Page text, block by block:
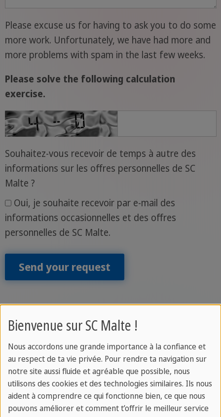
Please excuse us for having to ask you to do some
more work. Unfortunately, we have had more and
more problems with spam in the last few weeks.
Please solve the following calculation
exercise.
Souhaitez-vous recevoir de temps à autre des
informations sur les offres personnelles de SC
Malte ?
Oui, je souhaite recevoir par e-mail des
informations occasionnelles et des offres
personnelles de SC Malte.
Send your request
Questions fréquemment posées :
Tu veux connaître lesprix descours, les
disponibilités et les dates?En savoir plus
Découvre noscours passionnantsà Sprachcaffe
Bienvenue sur SC Malte !
Nous accordons une grande importance à la confiance et
au respect de ta vie privée. Pour rendre ta navigation sur
notre site aussi fluide et agréable que possible, nous
utilisons des cookies et des technologies similaires. Ils nous
aident à comprendre ce qui fonctionne bien, ce que nous
pouvons améliorer et comment t’offrir le meilleur service